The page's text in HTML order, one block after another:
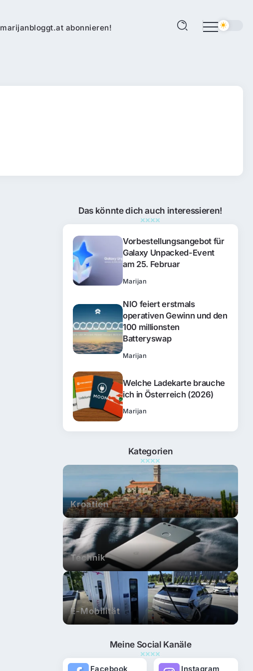
marijanbloggt.at abonnieren!
Das könnte dich auch interessieren!
Vorbestellungsangebot für
Galaxy Unpacked-Event
am 25. Februar
Marijan
NIO feiert erstmals
operativen Gewinn und den
100 millionsten
Batteryswap
Marijan
Welche Ladekarte brauche
ich in Österreich (2026)
Marijan
Kategorien
Kroatien
Technik
E-Mobilität
Meine Social Kanäle
Facebook Instagram